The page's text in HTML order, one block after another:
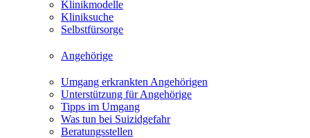
Klinikmodelle
Kliniksuche
Selbstfürsorge
Angehörige
Umgang erkrankten Angehörigen
Unterstützung für Angehörige
Tipps im Umgang
Was tun bei Suizidgefahr
Beratungsstellen